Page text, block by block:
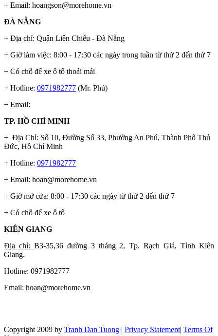
+ Email: hoangson@morehome.vn
ĐÀ NẴNG
+ Địa chỉ: Quận Liên Chiểu - Đà Nẵng
+ Giờ làm việc: 8:00 - 17:30 các ngày trong tuần từ thứ 2 đến thứ 7
+ Có chỗ để xe ô tô thoải mái
+ Hotline: 0971982777 (Mr. Phú)
+ Email:
TP. HỒ CHÍ MINH
+ Địa Chỉ: Số 10, Đường Số 33, Phường An Phú, Thành Phố Thủ
Đức, Hồ Chí Minh
+ Hotline: 0971982777
+ Email: hoan@morehome.vn
+ Giờ mở cửa: 8:00 - 17:30 các ngày từ thứ 2 đến thứ 7
+ Có chỗ để xe ô tô
KIÊN GIANG
Địa chỉ: B3-35,36 đường 3 tháng 2, Tp. Rạch Giá, Tỉnh Kiên
Giang.
Hotline: 0971982777
Email: hoan@morehome.vn
Copyright 2009 by Tranh Dan Tuong | Privacy Statement| Terms Of